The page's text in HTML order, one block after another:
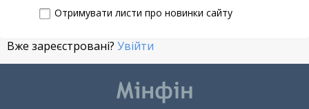
Отримувати листи про новинки сайту
Вже зареєстровані? Увійти